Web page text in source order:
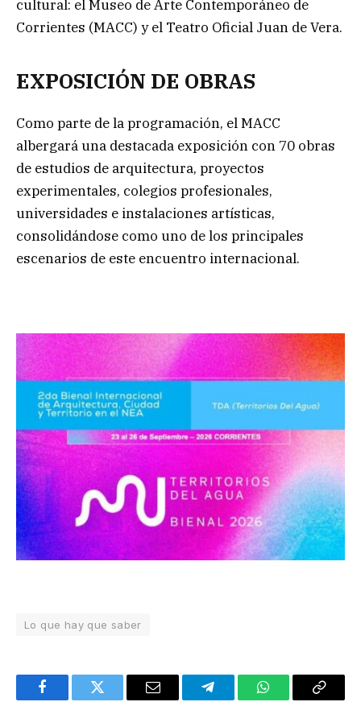
cultural: el Museo de Arte Contemporáneo de
Corrientes (MACC) y el Teatro Oficial Juan de Vera.
EXPOSICIÓN DE OBRAS
Como parte de la programación, el MACC
albergará una destacada exposición con 70 obras
de estudios de arquitectura, proyectos
experimentales, colegios profesionales,
universidades e instalaciones artísticas,
consolidándose como uno de los principales
escenarios de este encuentro internacional.
Lo que hay que saber
FacebookTwitter Email TelegramWhatsAppCopy